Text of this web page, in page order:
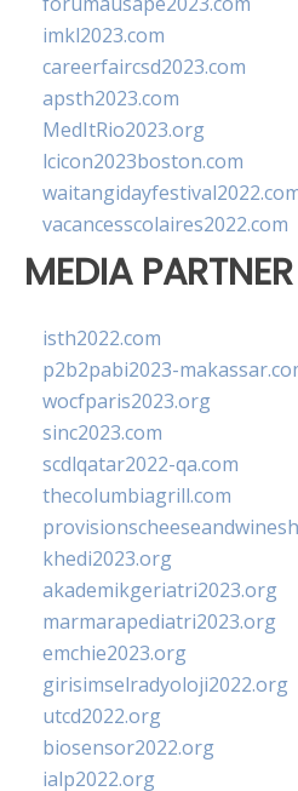
imkl2023.com
careerfaircsd2023.com
apsth2023.com
MedItRio2023.org
lcicon2023boston.com
vacancesscolaires2022.com
MEDIA
isth2022.com
p2b2pabi2023-
wocfparis2023.org
sinc2023.com
scdlqatar2022-qa.com
thecolumbiagrill.com
khedi2023.org
akademikgeriatri2023.org
marmarapediatri2023.org
emchie2023.org
girisimselradyoloji2022.org
utcd2022.org
biosensor2022.org
ialp2022.org